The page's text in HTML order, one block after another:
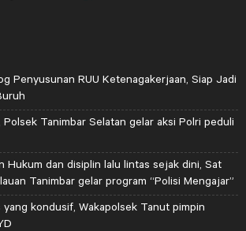
Penyusunan RUU Ketenagakerjaan, Siap Jadi
Polsek Tanimbar Selatan gelar aksi Polri peduli
Hukum dan disiplin lalu lintas sejak dini, Sat
Tanimbar gelar program “Polisi Mengajar”
yang kondusif, Wakapolsek Tanut pimpin